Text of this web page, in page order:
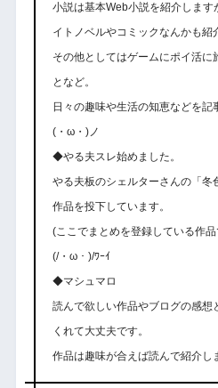
小説は基本Web小説を紹介しま
イトノベルやコミックなんかも紹
その他としてはゲームにポイ活に
となど。
日々の趣味や生活の知恵などを記
(・ω・)ノ
◆やる夫スレ始めました。
やる夫板のシェルターさんの「冬
作品を投下しています。
(ここでまとめを登録している作
(/・ω・)/ﾜｰｲ
◆マシュマロ
読んで欲しい作品やブログの感想
くれて大丈夫です。
作品は趣味が合えば読んで紹介し